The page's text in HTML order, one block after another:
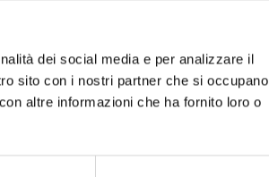
dei social media e per analizzare il
sito con i nostri partner che si occupano
altre informazioni che ha fornito loro o
un equilibrio perfetto di